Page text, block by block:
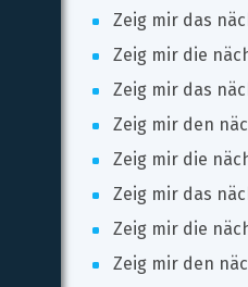
Zeig mir das
Zeig mir die
Zeig mir das
Zeig mir den
Zeig mir die
Zeig mir das
Zeig mir die
Zeig mir den